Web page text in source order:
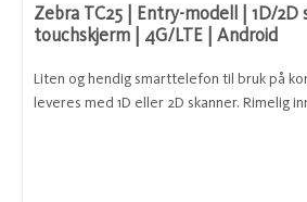
Zebra TC25 | Entry-modell | 1D/2D
touchskjerm | 4G/LTE | Android
Liten og hendig smarttelefon til bruk på
leveres med 1D eller 2D skanner. Rimelig